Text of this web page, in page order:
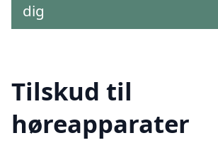
dig
Tilskud til
høreapparater